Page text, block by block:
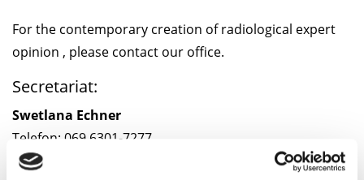
For the contemporary creation of radiological expert
opinion , please contact our office.
Secretariat:
Swetlana Echner
Telefon: 069 6301-7277
Telefax: 069 6301-7258